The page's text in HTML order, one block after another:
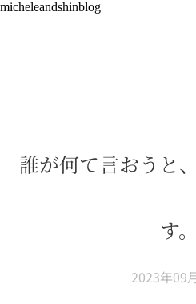
micheleandshinblog
誰が何て言おうと
す。
2023年09